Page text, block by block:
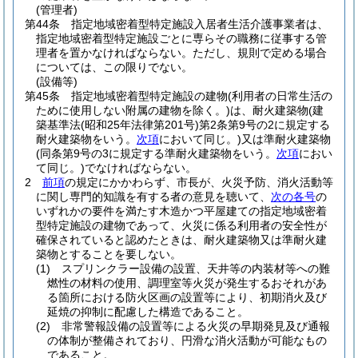
(管理者)
第44条
指定地域密着型特定施設入居者生活介護事業者は、
指定地域密着型特定施設ごとに専らその職務に従事する管
理者を置かなければならない。 ただし、規則で定める場合
については、この限りでない。
(設備等)
第45条
指定地域密着型特定施設の建物(利用者の日常生活の
ために使用しない附属の建物を除く。)は、耐火建築物(建
築基準法(昭和25年法律第201号)第2条第9号の2に規定する
耐火建築物をいう。 次項において同じ。)又は準耐火建築物
(同条第9号の3に規定する準耐火建築物をいう。 次項におい
て同じ。)でなければならない。
2
前項の規定にかかわらず、市長が、火災予防、消火活動等
に関し専門的知識を有する者の意見を聴いて、 次の各号の
いずれかの要件を満たす木造かつ平屋建ての指定地域密着
型特定施設の建物であって、火災に係る利用者の安全性が
確保されていると認めたときは、耐火建築物又は準耐火建
築物とすることを要しない。
(1)
スプリンクラー設備の設置、天井等の内装材等への難
燃性の材料の使用、調理室等火災が発生するおそれがあ
る箇所における防火区画の設置等により、初期消火及び
延焼の抑制に配慮した構造であること。
(2)
非常警報設備の設置等による火災の早期発見及び通報
の体制が整備されており、円滑な消火活動が可能なもの
であること。